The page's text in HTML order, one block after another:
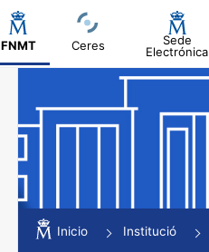
FNMT Ceres
Sede
Electrónica
Mostra/Amaga
Mostra/Amaga
Inicio Institució